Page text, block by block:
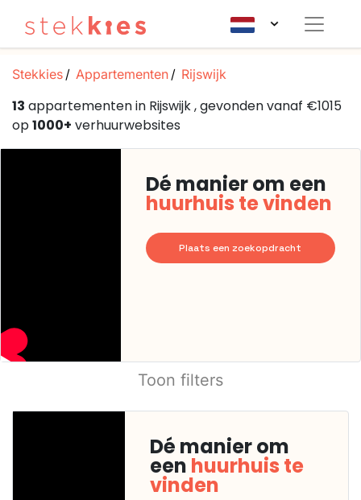
Stekkies Appartementen Rijswijk
13 appartementen in Rijswijk , gevonden vanaf €1015
op1000+ verhuurwebsites
Dé manier om een
huurhuis te vinden
Plaats een zoekopdracht
Toon filters
Dé manier om
een huurhuis te
vinden